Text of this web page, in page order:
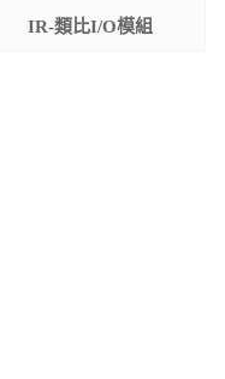
IR-類比I/O模組